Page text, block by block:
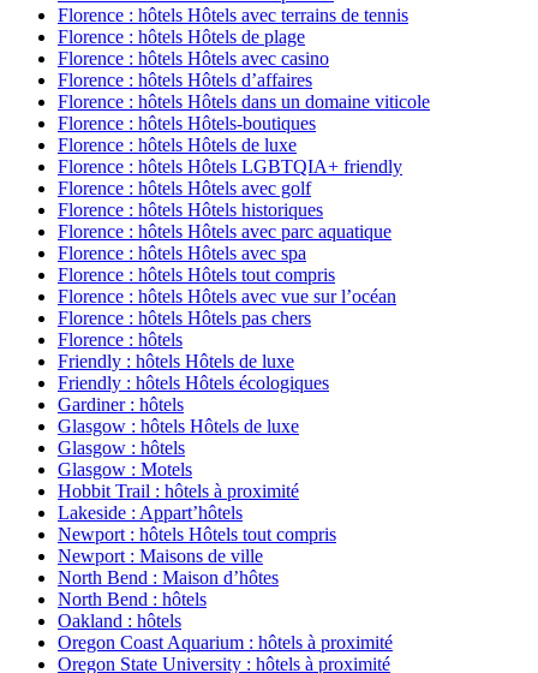
Florence : hôtels Hôtels avec terrains de tennis
Florence : hôtels Hôtels de plage
Florence : hôtels Hôtels avec casino
Florence : hôtels Hôtels d’affaires
Florence : hôtels Hôtels dans un domaine viticole
Florence : hôtels Hôtels-boutiques
Florence : hôtels Hôtels de luxe
Florence : hôtels Hôtels LGBTQIA+ friendly
Florence : hôtels Hôtels avec golf
Florence : hôtels Hôtels historiques
Florence : hôtels Hôtels avec parc aquatique
Florence : hôtels Hôtels avec spa
Florence : hôtels Hôtels tout compris
Florence : hôtels Hôtels avec vue sur l’océan
Florence : hôtels Hôtels pas chers
Florence : hôtels
Friendly : hôtels Hôtels de luxe
Friendly : hôtels Hôtels écologiques
Gardiner : hôtels
Glasgow : hôtels Hôtels de luxe
Glasgow : hôtels
Glasgow : Motels
Hobbit Trail : hôtels à proximité
Lakeside : Appart’hôtels
Newport : hôtels Hôtels tout compris
Newport : Maisons de ville
North Bend : Maison d’hôtes
North Bend : hôtels
Oakland : hôtels
Oregon Coast Aquarium : hôtels à proximité
Oregon State University : hôtels à proximité